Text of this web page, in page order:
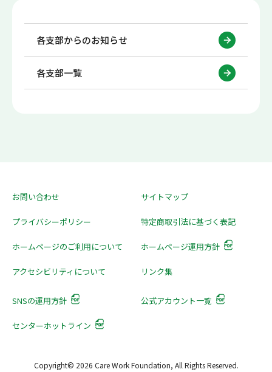
各支部からのお知らせ
各支部一覧
お問い合わせ サイトマップ
プライバシーポリシー 特定商取引法に基づく表記
ホームページのご利用について ホームページ運用方針
アクセシビリティについて リンク集
SNSの運用方針 公式アカウント一覧
センターホットライン
Copyright© 2026 Care Work Foundation, All Rights Reserved.